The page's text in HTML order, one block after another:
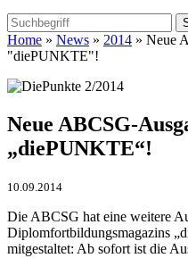
Home » News » 2014 » Neue
"diePUNKTE"!
Neue ABCSG-
„diePUNKTE“!
10.09.2014
Die ABCSG hat eine weitere
Diplomfortbildungsmagazins
mitgestaltet: Ab sofort ist die